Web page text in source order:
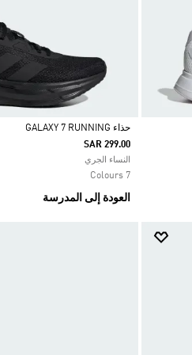
Selected
حذاء GALAXY 7 RUNNING
SAR 299.00
النساء الجري
7 Colours
العودة إلى المدرسة